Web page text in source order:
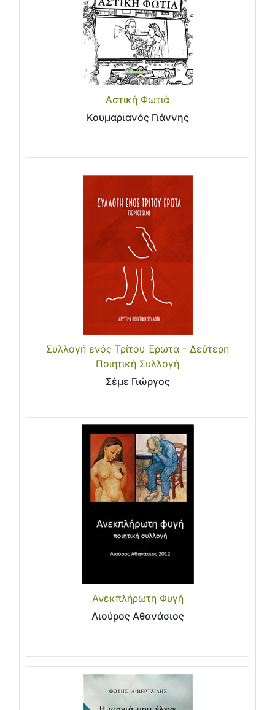
Αστική Φωτιά
Κουμαριανός Γιάννης
Συλλογή ενός Τρίτου Έρωτα - Δεύτερη
Ποιητική Συλλογή
Σέμε Γιώργος
Ανεκπλήρωτη Φυγή
Λιούρος Αθανάσιος